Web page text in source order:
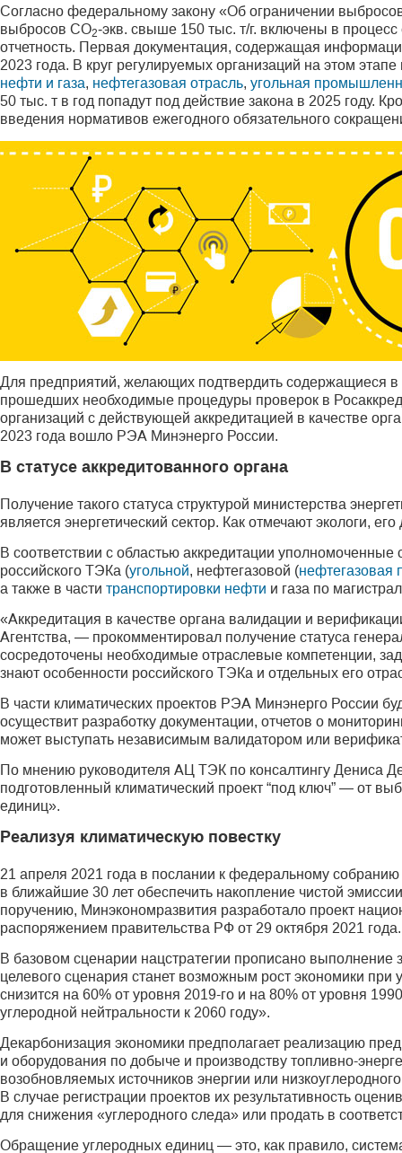
Согласно федеральному закону «Об ограничении
выбросов СО2‑экв. свыше 150 тыс. т/г. включены в
отчетность. Первая документация, содержащая
2023 года. В круг регулируемых организаций на этом
нефти и газа, нефтегазовая отрасль, угольная
50 тыс. т в год попадут под действие закона в 2025 году.
введения нормативов ежегодного обязательного
Для предприятий, желающих подтвердить содержащиеся
прошедших необходимые процедуры проверок в
организаций с действующей аккредитацией в качестве
2023 года вошло РЭА Минэнерго России.
В статусе аккредитованного органа
Получение такого статуса структурой министерства
является энергетический сектор. Как отмечают экологи,
В соответствии с областью аккредитации
российского ТЭКа (угольной, нефтегазовой (нефтегазовая
а также в части транспортировки нефти и газа по
«Аккредитация в качестве органа валидации и
Агентства, — прокомментировал получение статуса
сосредоточены необходимые отраслевые компетенции,
знают особенности российского ТЭКа и отдельных его
В части климатических проектов РЭА Минэнерго России
осуществит разработку документации, отчетов о
может выступать независимым валидатором или
По мнению руководителя АЦ ТЭК по консалтингу Дениса
подготовленный климатический проект “под ключ” — от
единиц».
Реализуя климатическую повестку
21 апреля 2021 года в послании к федеральному
в ближайшие 30 лет обеспечить накопление чистой
поручению, Минэконом­развития разработало проект
распоряжением правительства РФ от 29 октября 2021 года.
В базовом сценарии нацстратегии прописано выполнение
целевого сценария станет возможным рост экономики
снизится на 60% от уровня 2019-го и на 80% от уровня
углеродной нейтральности к 2060 году».
Декарбонизация экономики предполагает реализацию
и оборудования по добыче и производству топливно-
возобновляемых источников энергии или
В случае регистрации проектов их результативность
для снижения «углеродного следа» или продать в
Обращение углеродных единиц — это, как правило,